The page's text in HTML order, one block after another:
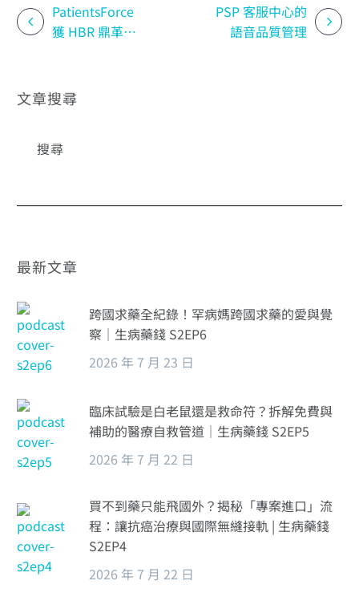
PatientsForce
獲 HBR 鼎革獎
位創新推動新藥
可近性方案
PSP 客服中心的
語音品質管理
文章搜尋
最新文章
跨國求藥全紀錄！罕病媽跨國求藥的愛與覺
察｜生病藥錢 S2EP6
2026 年 7 月 23 日
臨床試驗是白老鼠還是救命符？拆解免費與
補助的醫療自救管道｜生病藥錢 S2EP5
2026 年 7 月 22 日
買不到藥只能飛國外？揭秘「專案進口」流
程：讓抗癌治療與國際無縫接軌 | 生病藥錢
S2EP4
2026 年 7 月 22 日